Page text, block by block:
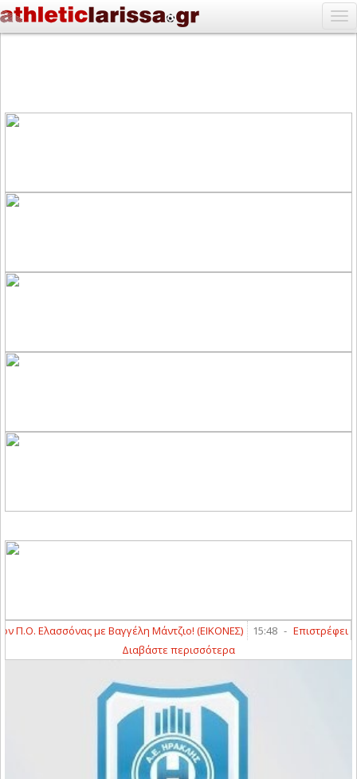
Ελασσόνας με Βαγγέλη Μάντζιο! (ΕΙΚΟΝΕΣ) 15:48 - Επιστρέφει στη
Διαβάστε περισσότερα